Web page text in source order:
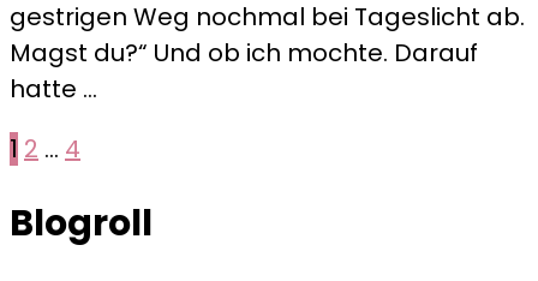
gestrigen Weg nochmal bei Tageslicht ab.
Magst du?“ Und ob ich mochte. Darauf
hatte …
Seitennummerierung
der
Seite
1 Seite
2 … Seite
4
Blogroll